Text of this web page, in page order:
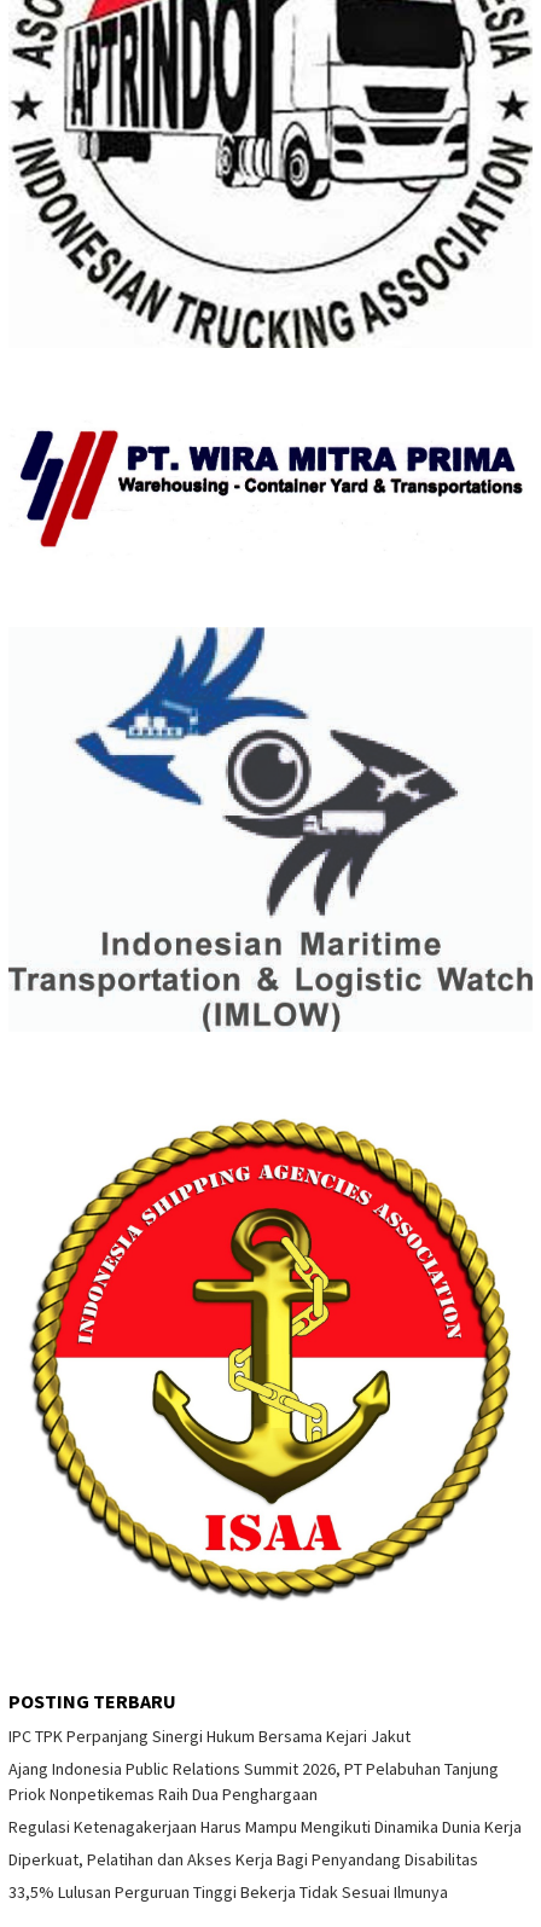
POSTING TERBARU
IPC TPK Perpanjang Sinergi Hukum Bersama Kejari Jakut
Ajang Indonesia Public Relations Summit 2026, PT Pelabuhan Tanjung
Priok Nonpetikemas Raih Dua Penghargaan
Regulasi Ketenagakerjaan Harus Mampu Mengikuti Dinamika Dunia Kerja
Diperkuat, Pelatihan dan Akses Kerja Bagi Penyandang Disabilitas
33,5% Lulusan Perguruan Tinggi Bekerja Tidak Sesuai Ilmunya